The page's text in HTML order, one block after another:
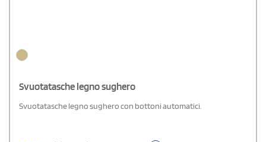
Svuotatasche legno sughero
Svuotatasche legno sughero con bottoni automatici.